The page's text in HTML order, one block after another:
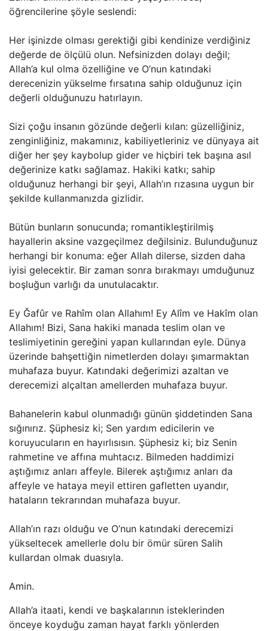
öğrencilerine şöyle seslendi:
Her işinizde olması gerektiği gibi kendinize verdiğiniz
değerde de ölçülü olun. Nefsinizden dolayı değil;
Allah’a kul olma özelliğine ve O’nun katındaki
derecenizin yükselme fırsatına sahip olduğunuz için
değerli olduğunuzu hatırlayın.
Sizi çoğu insanın gözünde değerli kılan: güzelliğiniz,
zenginliğiniz, makamınız, kabiliyetleriniz ve dünyaya ait
diğer her şey kaybolup gider ve hiçbiri tek başına asıl
değerinize katkı sağlamaz. Hakiki katkı; sahip
olduğunuz herhangi bir şeyi, Allah’ın rızasına uygun bir
şekilde kullanmanızda gizlidir.
Bütün bunların sonucunda; romantikleştirilmiş
hayallerin aksine vazgeçilmez değilsiniz. Bulunduğunuz
herhangi bir konuma: eğer Allah dilerse, sizden daha
iyisi gelecektir. Bir zaman sonra bırakmayı umduğunuz
boşluğun varlığı da unutulacaktır.
Ey Ğafûr ve Rahîm olan Allahım! Ey Alîm ve Hakîm olan
Allahım! Bizi, Sana hakiki manada teslim olan ve
teslimiyetinin gereğini yapan kullarından eyle. Dünya
üzerinde bahşettiğin nimetlerden dolayı şımarmaktan
muhafaza buyur. Katındaki değerimizi azaltan ve
derecemizi alçaltan amellerden muhafaza buyur.
Bahanelerin kabul olunmadığı günün şiddetinden Sana
sığınırız. Şüphesiz ki; Sen yardım edicilerin ve
koruyucuların en hayırlısısın. Şüphesiz ki; biz Senin
rahmetine ve affına muhtacız. Bilmeden haddimizi
aştığımız anları affeyle. Bilerek aştığımız anları da
affeyle ve hataya meyil ettiren gafletten uyandır,
hataların tekrarından muhafaza buyur.
Allah’ın razı olduğu ve O’nun katındaki derecemizi
yükseltecek amellerle dolu bir ömür süren Salih
kullardan olmak duasıyla.
Amin.
Allah’a itaati, kendi ve başkalarının isteklerinden
önceye koyduğu zaman hayat farklı yönlerden